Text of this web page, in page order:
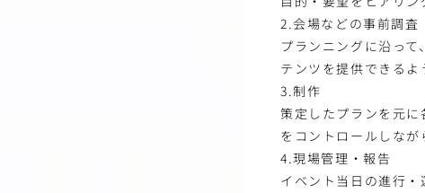
2.会場などの事前調査
プランニングに沿っ
テンツを提供できるよ
3.制作
策定したプランを元
をコントロールしなが
4.現場管理・報告
イベント当日の進行